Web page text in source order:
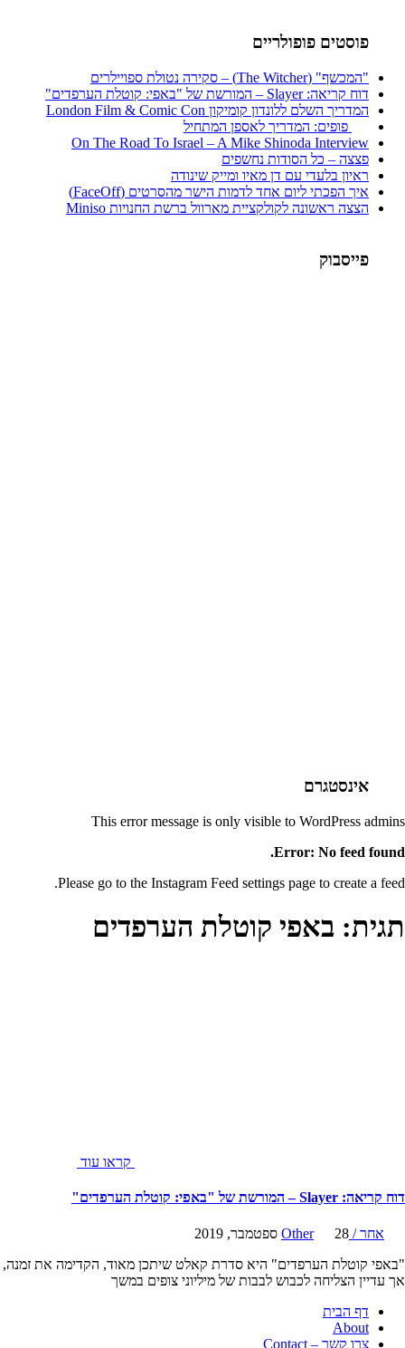
פוסטים פופולריים
"המכשף" (The Witcher) – סקירה נטולת ספויילרים
דוח קריאה: Slayer – המורשת של "באפי: קוטלת הערפדים"
המדריך השלם ללונדון קומיקון London Film & Comic Con
פופים: המדריך לאספן המתחיל
On The Road To Israel – A Mike Shinoda Interview
פצצה – כל הסודות נחשפים
ראיון בלעדי עם דן מאיו ומייק שינודה
איך הפכתי ליום אחד לדמות הישר מהסרטים (FaceOff)
הצצה ראשונה לקולקציית מארוול ברשת החנויות Miniso
פייסבוק
אינסטגרם
This error message is only visible to WordPress admins
Error: No feed found.
Please go to the Instagram Feed settings page to create a feed.
תגית: באפי קוטלת הערפדים
קראו עוד
דוח קריאה: Slayer – המורשת של "באפי: קוטלת הערפדים"
אחר / Other 28 ספטמבר, 2019
"באפי קוטלת הערפדים" היא סדרת קאלט שיתכן מאוד, הקדימה את זמנה,
אך עדיין הצליחה לכבוש לבבות של מיליוני צופים במשך
דף הבית
About
צרו קשר – Contact